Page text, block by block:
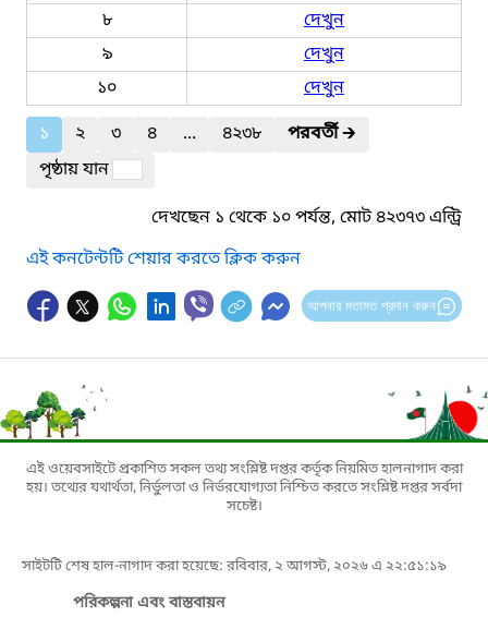
৮
দেখুন
৯
দেখুন
১০
দেখুন
১
২ ৩ ৪ ... ৪২৩৮ পরবর্তী🡲
পৃষ্ঠায় যান
দেখছেন ১ থেকে ১০ পর্যন্ত, মোট ৪২৩৭৩ এন্ট্রি
এই কনটেন্টটি শেয়ার করতে ক্লিক করুন
আপনার মতামত প্রদান করুন
এই ওয়েবসাইটে প্রকাশিত সকল তথ্য সংশ্লিষ্ট দপ্তর কর্তৃক নিয়মিত হালনাগাদ করা
হয়। তথ্যের যথার্থতা, নির্ভুলতা ও নির্ভরযোগ্যতা নিশ্চিত করতে সংশ্লিষ্ট দপ্তর সর্বদা
সচেষ্ট।
সাইটটি শেষ হাল-নাগাদ করা হয়েছে: রবিবার, ২ আগস্ট, ২০২৬ এ ২২:৫১:১৯
পরিকল্পনা এবং বাস্তবায়ন